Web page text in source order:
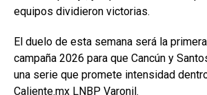
equipos dividieron victorias.
El duelo de esta semana será la
campaña 2026 para que Cancún y
una serie que promete intensidad
Caliente.mx LNBP Varonil.